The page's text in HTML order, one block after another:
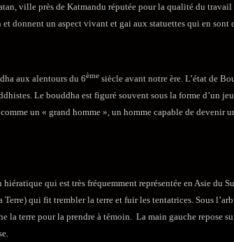
ville près de Katmandu réputée pour la qualité du
donnent un aspect vivant et gai aux statuettes qui en sont
aux alentours du 6ème siècle avant notre ère. L’état de
Le bouddha est figuré souvent sous la forme d’un
un « grand homme », un homme capable de
qui est très fréquemment représentée en Asie
qui fit trembler la terre et fuir les tentatrices. Sous
terre pour la prendre à témoin. La main gauche repose